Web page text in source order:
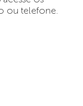
ou telefone.